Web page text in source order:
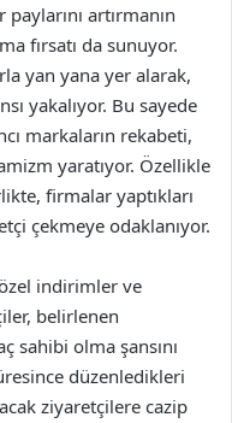
artırmanın
fırsatı da sunuyor.
yan yana yer alarak,
yakalıyor. Bu sayede
markaların rekabeti,
yaratıyor. Özellikle
firmalar yaptıkları
çekmeye odaklanıyor.
indirimler ve
belirlenen
sahibi olma şansını
düzenledikleri
ziyaretçilere cazip